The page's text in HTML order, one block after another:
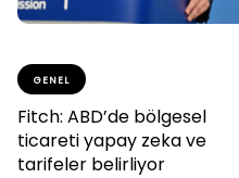
GENEL
Fitch: ABD’de bölgesel
ticareti yapay zeka ve
tarifeler belirliyor